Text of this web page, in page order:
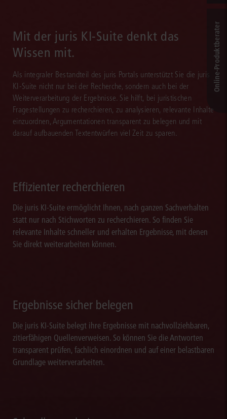
Mit der juris KI-Suite denkt das
Wissen mit.
Als integraler Bestandteil des juris Portals unterstützt Sie die juris
KI-Suite nicht nur bei der Recherche, sondern auch bei der
Weiterverarbeitung der Ergebnisse. Sie hilft, bei juristischen
Fragestellungen zu recherchieren, zu analysieren, relevante Inhalte
einzuordnen, Argumentationen transparent zu belegen und mit
darauf aufbauenden Textentwürfen viel Zeit zu sparen.
Effizienter recherchieren
Die juris KI-Suite ermöglicht Ihnen, nach ganzen Sachverhalten
statt nur nach Stichworten zu recherchieren. So finden Sie
relevante Inhalte schneller und erhalten Ergebnisse, mit denen
Sie direkt weiterarbeiten können.
Ergebnisse sicher belegen
Die juris KI-Suite belegt ihre Ergebnisse mit nachvollziehbaren,
zitierfähigen Quellenverweisen. So können Sie die Antworten
transparent prüfen, fachlich einordnen und auf einer belastbaren
Grundlage weiterverarbeiten.
Online-Produkt­berater